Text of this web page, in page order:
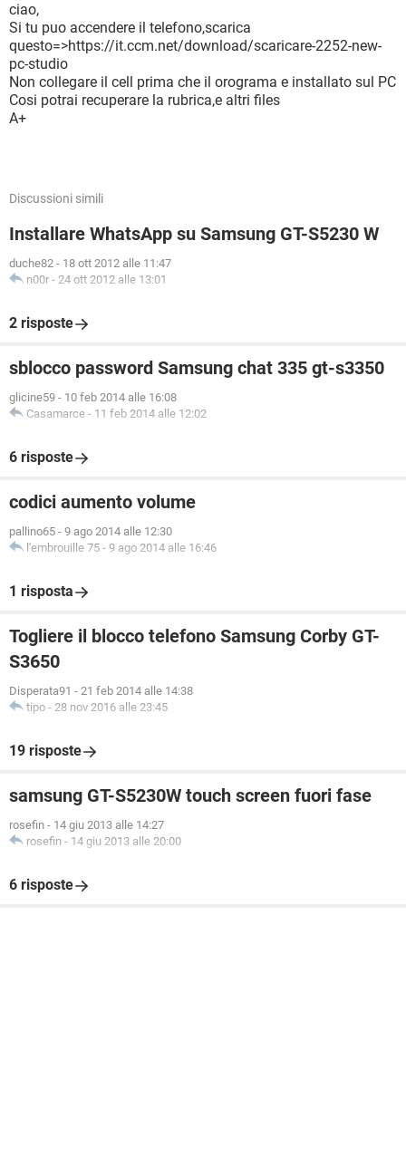
ciao,
Si tu puo accendere il telefono,scarica
questo=>https://it.ccm.net/download/scaricare-2252-new-
pc-studio
Non collegare il cell prima che il orograma e installato sul PC
Cosi potrai recuperare la rubrica,e altri files
A+
Discussioni simili
Installare WhatsApp su Samsung GT-S5230 W
duche82 - 18 ott 2012 alle 11:47
n00r - 24 ott 2012 alle 13:01
2 risposte
sblocco password Samsung chat 335 gt-s3350
glicine59 - 10 feb 2014 alle 16:08
Casamarce - 11 feb 2014 alle 12:02
6 risposte
codici aumento volume
pallino65 - 9 ago 2014 alle 12:30
l'embrouille 75 - 9 ago 2014 alle 16:46
1 risposta
Togliere il blocco telefono Samsung Corby GT-
S3650
Disperata91 - 21 feb 2014 alle 14:38
tipo - 28 nov 2016 alle 23:45
19 risposte
samsung GT-S5230W touch screen fuori fase
rosefin - 14 giu 2013 alle 14:27
rosefin - 14 giu 2013 alle 20:00
6 risposte